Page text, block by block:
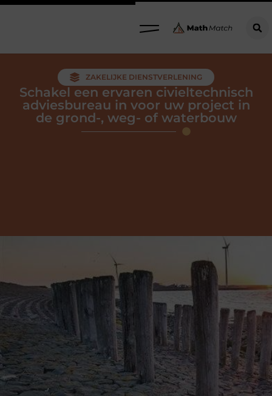
ZAKELIJKE DIENSTVERLENING
Schakel een ervaren civieltechnisch
adviesbureau in voor uw project in
de grond-, weg- of waterbouw